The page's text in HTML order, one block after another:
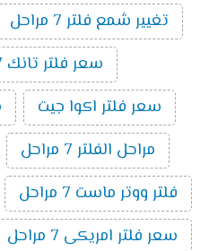
تغيير شمع فلتر 7 مراحل
سعر فلتر تانك 7 مراحل 2019
سعر فلتر اكوا جيت
مراحل الفلتر 7 مراحل
فلتر ووتر ماست 7 مراحل
سعر فلتر امريكى 7 مراحل